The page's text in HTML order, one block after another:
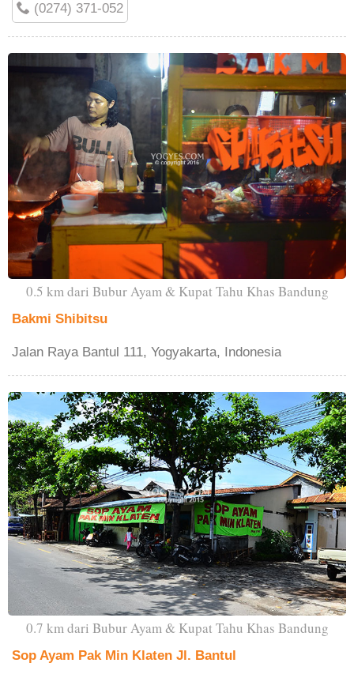
(0274) 371-052
0.5 km dari Bubur Ayam & Kupat Tahu Khas Bandung
Bakmi Shibitsu
Jalan Raya Bantul 111, Yogyakarta, Indonesia
0.7 km dari Bubur Ayam & Kupat Tahu Khas Bandung
Sop Ayam Pak Min Klaten Jl. Bantul